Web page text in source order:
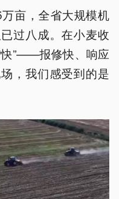
亩，全省大规模机
过八成。在小麦收
快”——报修快、响应
，我们感受到的是